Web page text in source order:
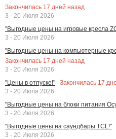
Закончилась 17 дней назад
3 - 20 Июля 2026
"Выгодные цены на игровые кресла
3 - 20 Июля 2026
"Выгодные цены на компьютерные
Закончилась 17 дней назад
3 - 20 Июля 2026
"Цены в отпуске!"
Закончилась 17
3 - 20 Июля 2026
"Выгодные цены на блоки питания
3 - 20 Июля 2026
"Выгодные цены на саундбары TCL!"
3 - 20 Июля 2026